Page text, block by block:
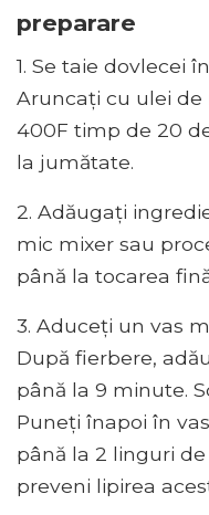
preparare
1. Se taie dovlecei
Aruncați cu ulei de
400F timp de 20
la jumătate.
2. Adăugați
mic mixer sau
până la tocarea
3. Aduceți un vas
După fierbere,
până la 9 minute.
Puneți înapoi în
până la 2 linguri
preveni lipirea